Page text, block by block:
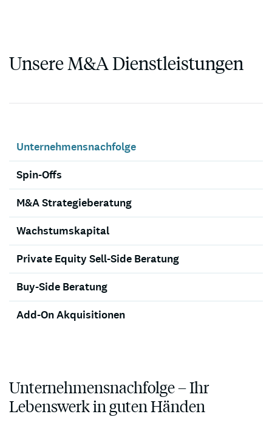
Unsere M&A Dienstleistungen
Unternehmensnachfolge
Spin-Offs
M&A Strategieberatung
Wachstumskapital
Private Equity Sell-Side Beratung
Buy-Side Beratung
Add-On Akquisitionen
Unternehmensnachfolge – Ihr
Lebenswerk in guten Händen